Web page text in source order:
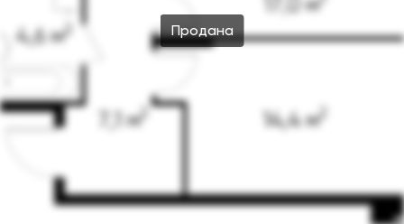
Продана